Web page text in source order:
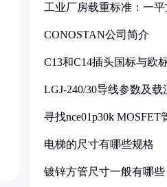
工业厂房载重标准：一
CONOSTAN公司简介
C13和C14插头国标与欧
LGJ-240/30导线参数及载
寻找nce01p30k MOSFET
电梯的尺寸有哪些规格
镀锌方管尺寸一般有哪些